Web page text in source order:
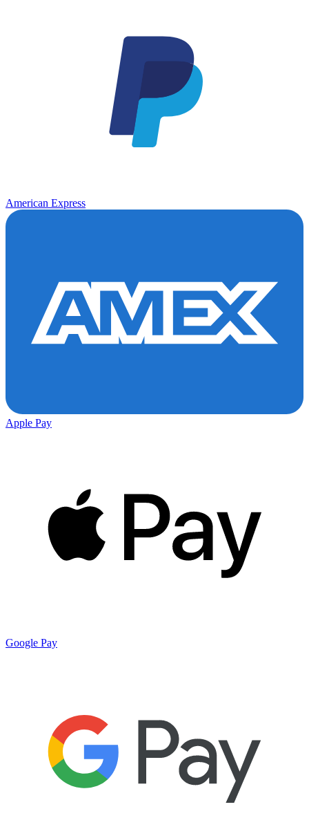
American Express
Apple Pay
Google Pay